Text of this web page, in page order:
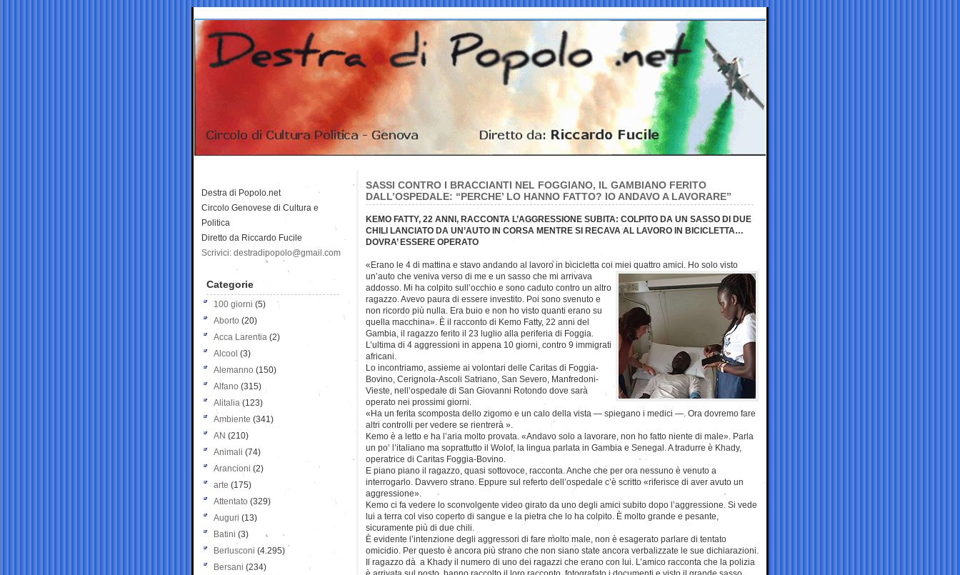
SASSI CONTRO I BRACCIANTI NEL FOGGIANO, IL GAMBIANO FERITO
DALL’OSPEDALE: “PERCHE’ LO HANNO FATTO? IO ANDAVO A LAVORARE”
KEMO FATTY, 22 ANNI, RACCONTA L’AGGRESSIONE SUBITA: COLPITO DA UN SASSO DI DUE
CHILI LANCIATO DA UN’AUTO IN CORSA MENTRE SI RECAVA AL LAVORO IN BICICLETTA…
DOVRA’ ESSERE OPERATO
«Erano le 4 di mattina e stavo andando al lavoro in bicicletta coi miei quattro amici. Ho solo visto
un’auto che veniva verso di me e un sasso che mi arrivava
addosso. Mi ha colpito sull’occhio e sono caduto contro un altro
ragazzo. Avevo paura di essere investito. Poi sono svenuto e
non ricordo più nulla. Era buio e non ho visto quanti erano su
quella macchina». È il racconto di Kemo Fatty, 22 anni del
Gambia, il ragazzo ferito il 23 luglio alla periferia di Foggia.
L’ultima di 4 aggressioni in appena 10 giorni, contro 9 immigrati
africani.
Lo incontriamo, assieme ai volontari delle Caritas di Foggia-
Bovino, Cerignola-Ascoli Satriano, San Severo, Manfredoni-
Vieste, nell’ospedale di San Giovanni Rotondo dove sarà
operato nei prossimi giorni.
«Ha un ferita scomposta dello zigomo e un calo della vista — spiegano i medici —. Ora dovremo fare
altri controlli per vedere se rientrerà ».
Kemo è a letto e ha l’aria molto provata. «Andavo solo a lavorare, non ho fatto niente di male». Parla
un po’ l’italiano ma soprattutto il Wolof, la lingua parlata in Gambia e Senegal. A tradurre è Khady,
operatrice di Caritas Foggia-Bovino.
E piano piano il ragazzo, quasi sottovoce, racconta. Anche che per ora nessuno è venuto a
interrogarlo. Davvero strano. Eppure sul referto dell’ospedale c’è scritto «riferisce di aver avuto un
aggressione».
Kemo ci fa vedere lo sconvolgente video girato da uno degli amici subito dopo l’aggressione. Si vede
lui a terra col viso coperto di sangue e la pietra che lo ha colpito. È molto grande e pesante,
sicuramente più di due chili.
È evidente l’intenzione degli aggressori di fare molto male, non è esagerato parlare di tentato
omicidio. Per questo è ancora più strano che non siano state ancora verbalizzate le sue dichiarazioni.
Il ragazzo dà a Khady il numero di uno dei ragazzi che erano con lui. L’amico racconta che la polizia
Destra di Popolo.net
Circolo Genovese di Cultura e
Politica
Diretto da Riccardo Fucile
Scrivici: destradipopolo@gmail.com
Categorie
100 giorni (5)
Aborto (20)
Acca Larentia (2)
Alcool (3)
Alemanno (150)
Alfano (315)
Alitalia (123)
Ambiente (341)
AN (210)
Animali (74)
Arancioni (2)
arte (175)
Attentato (329)
Auguri (13)
Batini (3)
Berlusconi (4.295)
Bersani (234)